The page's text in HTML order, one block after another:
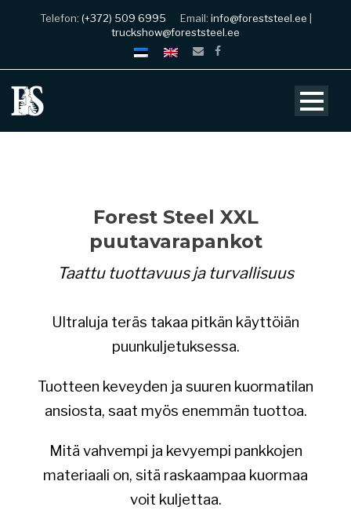
Telefon: (+372) 509 6995 Email: info@foreststeel.ee
truckshow@foreststeel.ee
Forest Steel XXL
puutavarapankot
Taattu tuottavuus ja turvallisuus
Ultraluja teräs takaa pitkän käyttöiän
puunkuljetuksessa.
Tuotteen keveyden ja suuren kuormatilan
ansiosta, saat myös enemmän tuottoa.
Mitä vahvempi ja kevyempi pankkojen
materiaali on, sitä raskaampaa kuormaa
voit kuljettaa.